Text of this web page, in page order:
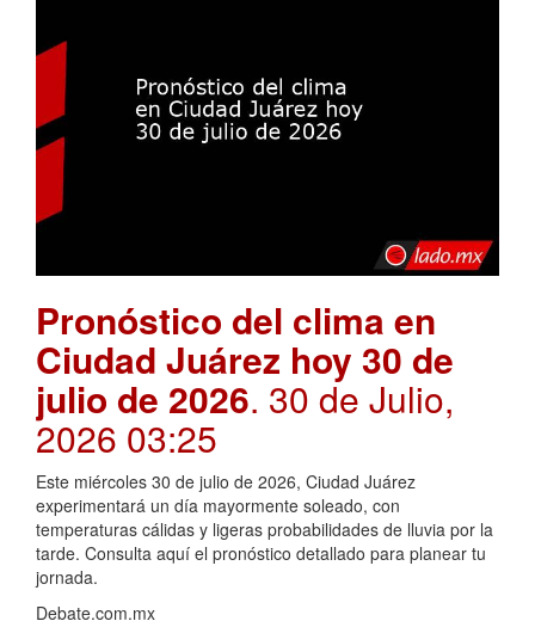
Pronóstico del clima en
Ciudad Juárez hoy 30 de
julio de 2026. 30 de Julio,
2026 03:25
Este miércoles 30 de julio de 2026, Ciudad Juárez
experimentará un día mayormente soleado, con
temperaturas cálidas y ligeras probabilidades de lluvia por la
tarde. Consulta aquí el pronóstico detallado para planear tu
jornada.
Debate.com.mx